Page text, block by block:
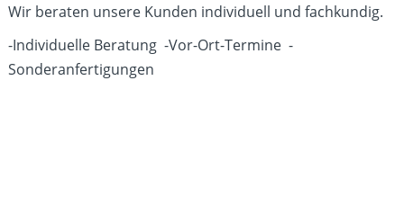
Wir beraten unsere Kunden individuell und fachkundig.
-Individuelle Beratung -Vor-Ort-Termine -
Sonderanfertigungen